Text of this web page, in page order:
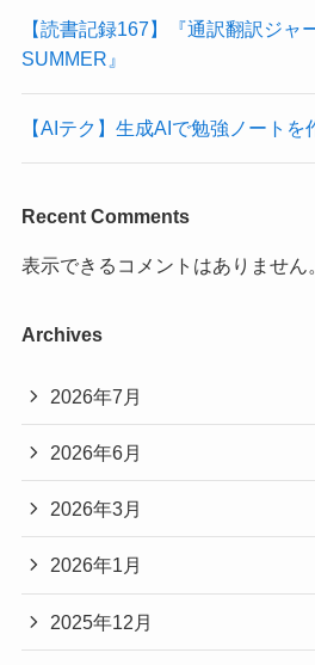
【読書記録167】『通訳翻訳ジ
SUMMER』
【AIテク】生成AIで勉強ノートを
Recent Comments
表示できるコメントはありません。
Archives
2026年7月
2026年6月
2026年3月
2026年1月
2025年12月